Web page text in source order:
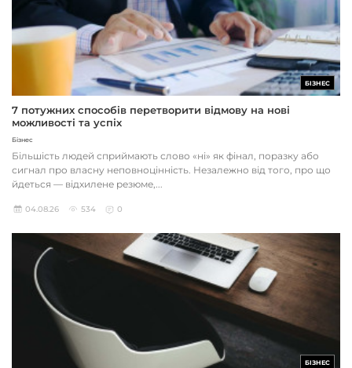
БІЗНЕС
7 потужних способів перетворити відмову на нові
можливості та успіх
Бізнес
Більшість людей сприймають слово «ні» як фінал, поразку або
сигнал про власну неповноцінність. Незалежно від того, про що
йдеться — відхилене резюме,...
04.08.26 534 0
БІЗНЕС